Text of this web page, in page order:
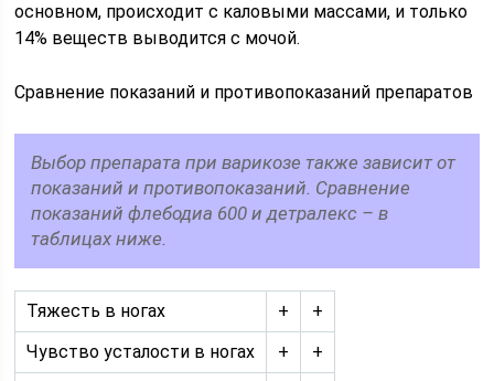
основном, происходит с каловыми массами, и только
14% веществ выводится с мочой.
Сравнение показаний и противопоказаний препаратов
Выбор препарата при варикозе также зависит от
показаний и противопоказаний. Сравнение
показаний флебодиа 600 и детралекс – в
таблицах ниже.
Тяжесть в ногах +
+
Чувство усталости в ногах
+
+